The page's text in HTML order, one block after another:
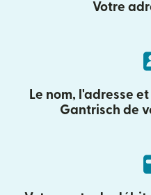
Votre
Le nom, l'adresse
Gantrisch de